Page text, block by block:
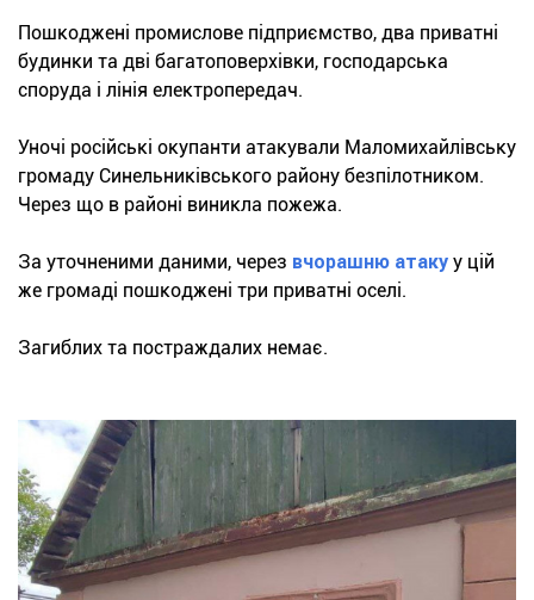
Пошкоджені промислове підприємство, два приватні
будинки та дві багатоповерхівки, господарська
споруда і лінія електропередач.
Уночі російські окупанти атакували Маломихайлівську
громаду Синельниківського району безпілотником.
Через що в районі виникла пожежа.
За уточненими даними, через вчорашню атаку у цій
же громаді пошкоджені три приватні оселі.
Загиблих та постраждалих немає.